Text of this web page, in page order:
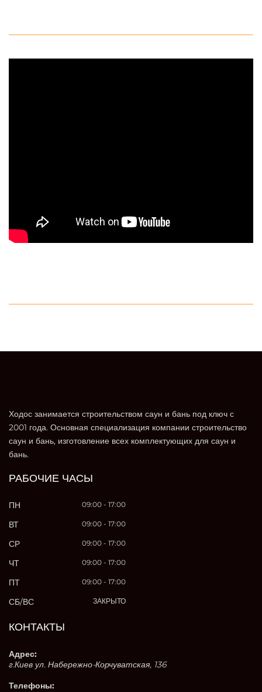
Ходос занимается строительством саун и бань под ключ с
2001 года. Основная специализация компании строительство
саун и бань, изготовление всех комплектующих для саун и
бань.
РАБОЧИЕ ЧАСЫ
ПН 09:00 - 17:00
ВТ 09:00 - 17:00
СР 09:00 - 17:00
ЧТ 09:00 - 17:00
ПТ 09:00 - 17:00
СБ/ВС ЗАКРЫТО
КОНТАКТЫ
Адрес:
г.Киев ул. Набережно-Корчуватская, 136
Телефоны: